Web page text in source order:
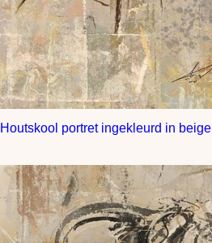
Houtskool portret ingekleurd in beige